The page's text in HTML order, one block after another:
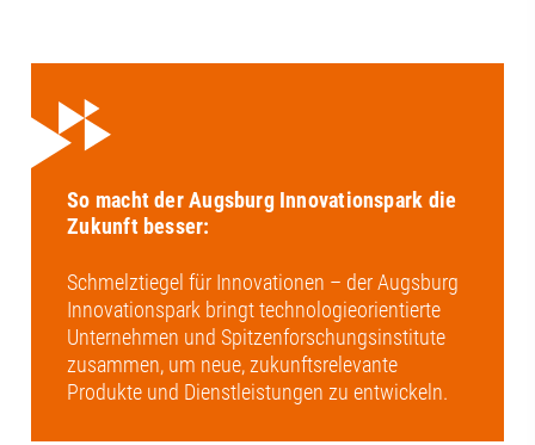
So macht der Augsburg Innovationspark die
Zukunft besser:
Schmelztiegel für Innovationen – der Augsburg
Innovationspark bringt technologieorientierte
Unternehmen und Spitzenforschungsinstitute
zusammen, um neue, zukunftsrelevante
Produkte und Dienstleistungen zu entwickeln.